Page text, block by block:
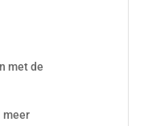
met de
meer